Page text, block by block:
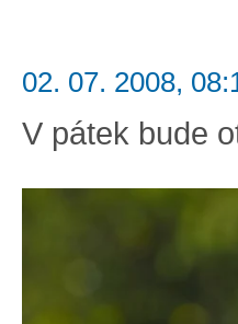
02. 07. 2008,
V pátek bude